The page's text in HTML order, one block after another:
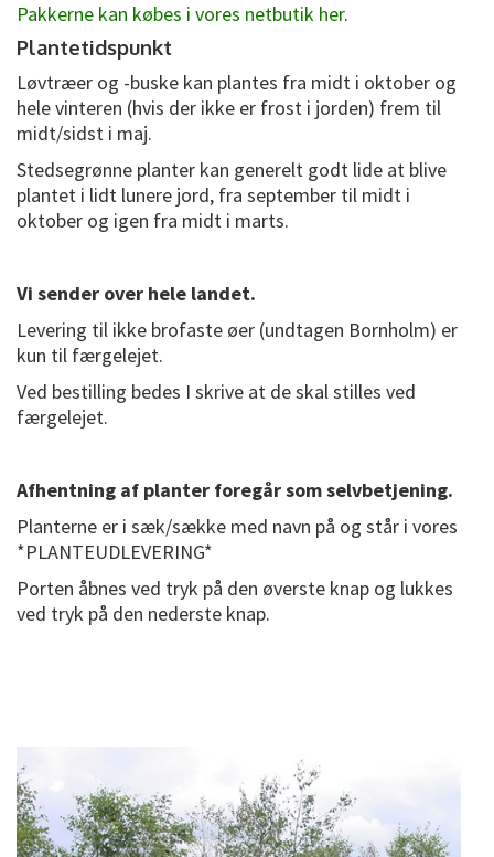
Pakkerne kan købes i vores netbutik her.
Plantetidspunkt
Løvtræer og -buske kan plantes fra midt i oktober og
hele vinteren (hvis der ikke er frost i jorden) frem til
midt/sidst i maj.
Stedsegrønne planter kan generelt godt lide at blive
plantet i lidt lunere jord, fra september til midt i
oktober og igen fra midt i marts.
Vi sender over hele landet.
Levering til ikke brofaste øer (undtagen Bornholm) er
kun til færgelejet.
Ved bestilling bedes I skrive at de skal stilles ved
færgelejet.
Afhentning af planter foregår som selvbetjening.
Planterne er i sæk/sække med navn på og står i vores
*PLANTEUDLEVERING*
Porten åbnes ved tryk på den øverste knap og lukkes
ved tryk på den nederste knap.